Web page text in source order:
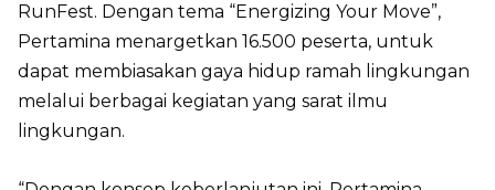
RunFest. Dengan tema “Energizing Your Move”,
Pertamina menargetkan 16.500 peserta, untuk
dapat membiasakan gaya hidup ramah lingkungan
melalui berbagai kegiatan yang sarat ilmu
lingkungan.